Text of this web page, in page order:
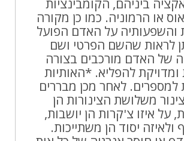
או הרמוניה. כמו כן מקורה
והשפעותיה על האדם הפועל
לראות שהשם הפרטי ושם
של האדם מורכבים בצורה
להפליא. *האותיות
למספרים. לאחר מכן מבררים
משלושת הצינורות הן
על איזו צ'קרות הן יושבות,
ולאיזה יסוד הן משתייכות.